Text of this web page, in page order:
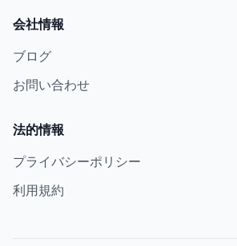
会社情報
ブログ
お問い合わせ
法的情報
プライバシーポリシー
利用規約